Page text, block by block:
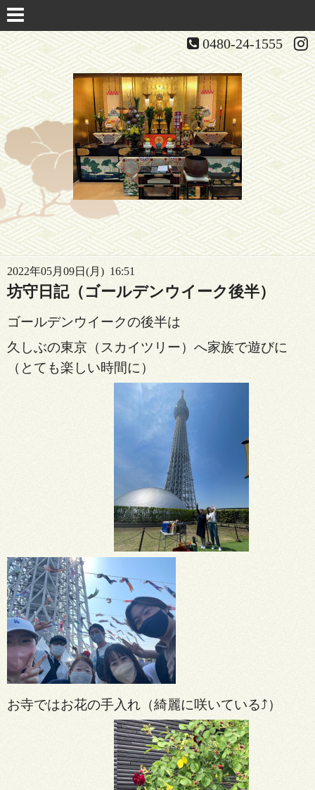
0480-24-1555
2022年05月09日(月) 16:51
坊守日記（ゴールデンウイーク後半）
ゴールデンウイークの後半は
久しぶの東京（スカイツリー）へ家族で遊びに
（とても楽しい時間に）
お寺ではお花の手入れ（綺麗に咲いている⤴）